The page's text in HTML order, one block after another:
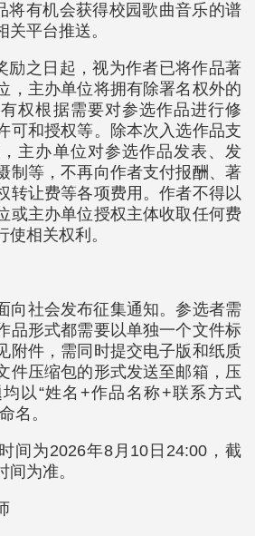
将有机会获得校园歌曲音乐的谱
平台推送。
励之日起，视为作者已将作品著
，主办单位将拥有除署名权外的
权根据需要对参选作品进行修
可和授权等。除本次入选作品支
主办单位对参选作品发表、发
制等，不再向作者支付报酬、著
转让费等各项费用。作者不得以
或主办单位授权主体收取任何费
使相关权利。
向社会发布征集通知。参选者需
品形式都需要以单独一个文件标
附件，需同时提交电子版和纸质
件压缩包的形式发送至邮箱，压
以“姓名+作品名称+联系方式
名。
间为2026年8月10日24:00，截
为准。